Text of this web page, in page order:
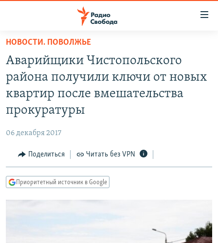
упрощенного
доступа
Вернуться
основному
содержанию
Вернутся
навигации
Вернутся
ПОДКАСТЫ
АВТОРСКИЕ ПРОЕКТЫ
КУЛЬТУРА
IDEL.РЕАЛИИ
КАВКАЗ.РЕАЛИИ
НОВОСТИ. ПОВОЛЖЬЕ
Аварийщики Чистопольского
района получили ключи от новых
квартир после вмешательства
прокуратуры
06 декабря 2017
Поделиться Читать без VPN
Приоритетный источник в Google